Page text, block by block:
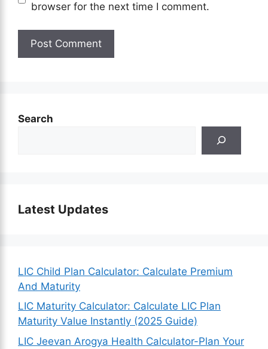
browser for the next time I comment.
Search
Latest Updates
LIC Child Plan Calculator: Calculate Premium
And Maturity
LIC Maturity Calculator: Calculate LIC Plan
Maturity Value Instantly (2025 Guide)
LIC Jeevan Arogya Health Calculator-Plan Your